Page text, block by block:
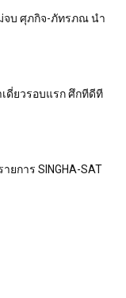
จบ ศุภกิจ-ภัทรภณ นำ
ดี่ยวรอบแรก ศึกทีดีที
ยการ SINGHA-SAT